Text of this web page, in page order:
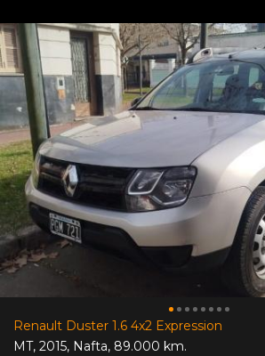
Renault Duster 1.6 4x2 Expression
MT, 2015, Nafta, 89.000 km.